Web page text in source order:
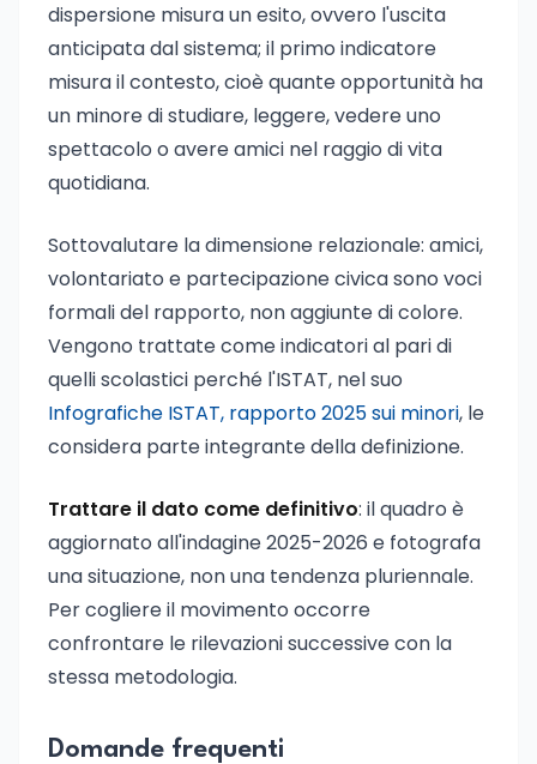
dispersione misura un esito, ovvero l'uscita
anticipata dal sistema; il primo indicatore
misura il contesto, cioè quante opportunità ha
un minore di studiare, leggere, vedere uno
spettacolo o avere amici nel raggio di vita
quotidiana.
Sottovalutare la dimensione relazionale: amici,
volontariato e partecipazione civica sono voci
formali del rapporto, non aggiunte di colore.
Vengono trattate come indicatori al pari di
quelli scolastici perché l'ISTAT, nel suo
Infografiche ISTAT, rapporto 2025 sui minori, le
considera parte integrante della definizione.
Trattare il dato come definitivo: il quadro è
aggiornato all'indagine 2025-2026 e fotografa
una situazione, non una tendenza pluriennale.
Per cogliere il movimento occorre
confrontare le rilevazioni successive con la
stessa metodologia.
Domande frequenti